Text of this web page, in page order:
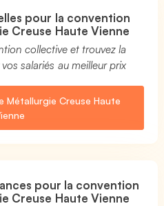
pour la convention
Creuse Haute Vienne
collective et trouvez la
salariés au meilleur prix
Métallurgie Creuse Haute
pour la convention
Creuse Haute Vienne